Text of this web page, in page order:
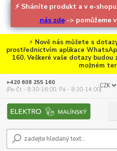
⚡ Sháníte produkt a v e-
nás zde-> pomůžeme
⚡ Nově nás můžete s
prostřednictvím aplikace
160. Veškeré vaše dotazy
možném
CZK
+420 608 255 160
(Po-Čt - 8:30-16:00, Pá - 8:30-14:00)